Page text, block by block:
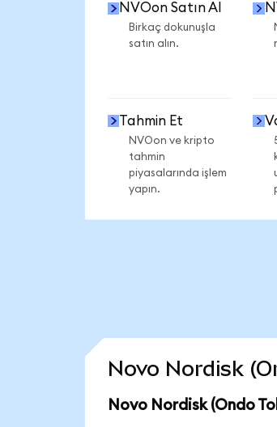
NVOon Satın Al
Birkaç dokunuşla
satın alın.
Tahmin Et
NVOon ve kripto
tahmin
piyasalarında işlem
yapın.
Novo Nordisk
Novo Nordisk (Ondo